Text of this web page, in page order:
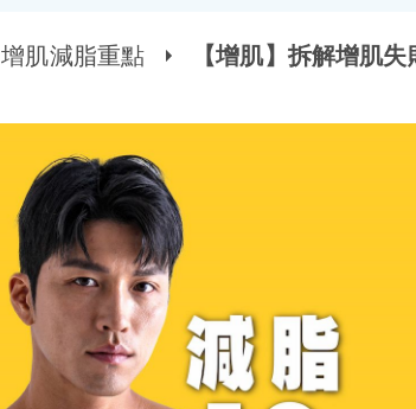
增肌減脂重點 【增肌】拆解增肌